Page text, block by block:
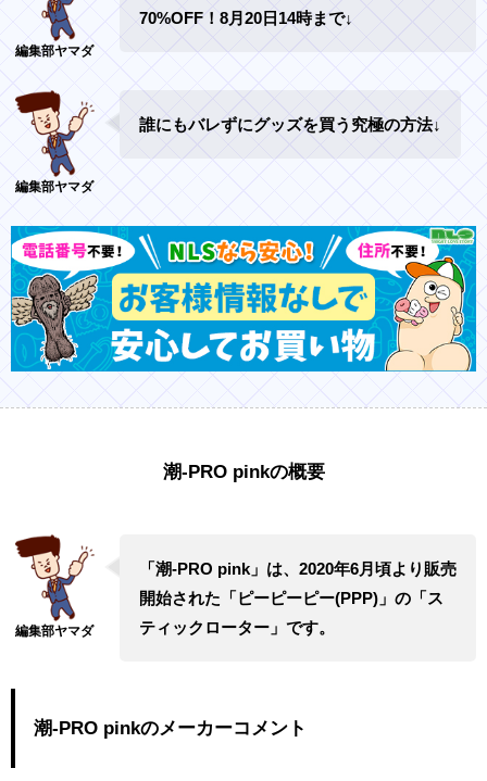
70%OFF！8月20日14時まで↓
誰にもバレずにグッズを買う究極の方法↓
潮-PRO pinkの概要
「潮-PRO pink」は、2020年6月頃より販売
開始された「ピーピーピー(PPP)」の「ス
ティックローター」です。
潮-PRO pinkのメーカーコメント